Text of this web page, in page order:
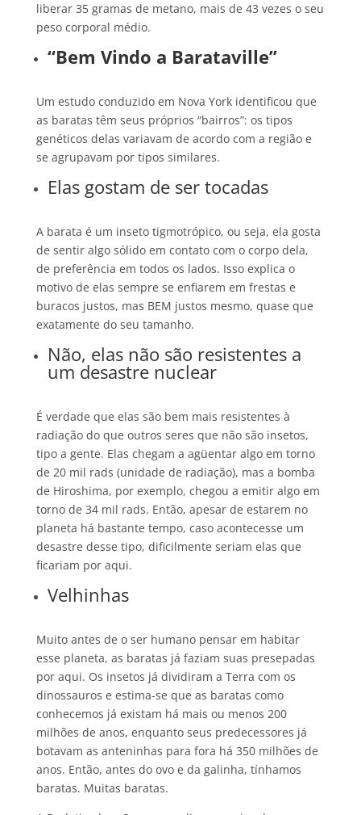
liberar 35 gramas de metano, mais de 43 vezes o seu
peso corporal médio.
“Bem Vindo a Barataville”
Um estudo conduzido em Nova York identificou que
as baratas têm seus próprios “bairros”: os tipos
genéticos delas variavam de acordo com a região e
se agrupavam por tipos similares.
Elas gostam de ser tocadas
A barata é um inseto tigmotrópico, ou seja, ela gosta
de sentir algo sólido em contato com o corpo dela,
de preferência em todos os lados. Isso explica o
motivo de elas sempre se enfiarem em frestas e
buracos justos, mas BEM justos mesmo, quase que
exatamente do seu tamanho.
Não, elas não são resistentes a
um desastre nuclear
É verdade que elas são bem mais resistentes à
radiação do que outros seres que não são insetos,
tipo a gente. Elas chegam a agüentar algo em torno
de 20 mil rads (unidade de radiação), mas a bomba
de Hiroshima, por exemplo, chegou a emitir algo em
torno de 34 mil rads. Então, apesar de estarem no
planeta há bastante tempo, caso acontecesse um
desastre desse tipo, dificilmente seriam elas que
ficariam por aqui.
Velhinhas
Muito antes de o ser humano pensar em habitar
esse planeta, as baratas já faziam suas presepadas
por aqui. Os insetos já dividiram a Terra com os
dinossauros e estima-se que as baratas como
conhecemos já existam há mais ou menos 200
milhões de anos, enquanto seus predecessores já
botavam as anteninhas para fora há 350 milhões de
anos. Então, antes do ovo e da galinha, tínhamos
baratas. Muitas baratas.